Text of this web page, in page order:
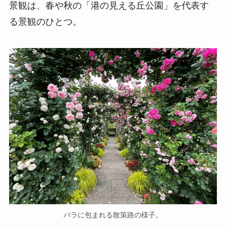
景観は、春や秋の「港の見える丘公園」を代表す
る景観のひとつ。
バラに包まれる散策路の様子。